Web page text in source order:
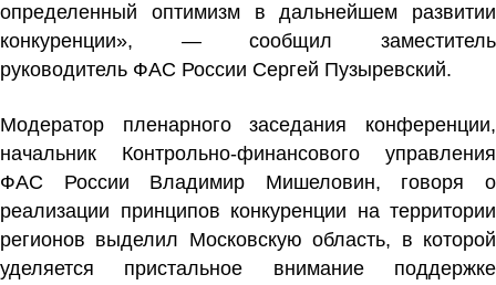
определенный оптимизм в дальнейшем развитии
конкуренции», — сообщил заместитель
руководитель ФАС России Сергей Пузыревский.
Модератор пленарного заседания конференции,
начальник Контрольно-финансового управления
ФАС России Владимир Мишеловин, говоря о
реализации принципов конкуренции на территории
регионов выделил Московскую область, в которой
уделяется пристальное внимание поддержке